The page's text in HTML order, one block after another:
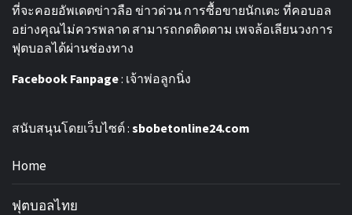
ที่จะคอยอัพเดตข่าวลือ ข่าวด่วน การซื้อขายนักเตะ ที่คอบอล
อย่างคุณไม่ควรพลาด สามารถกดติดตาม เพจล้อเลียนวงการ
ฟุตบอลได้ผ่านช่องทาง
Facebook Fanpage: เจ้าพ่อลูกนิ่ง
สนับสนุนโดยเว็บไซต์ : sbobetonline24.com
Home
ฟุตบอลไทย